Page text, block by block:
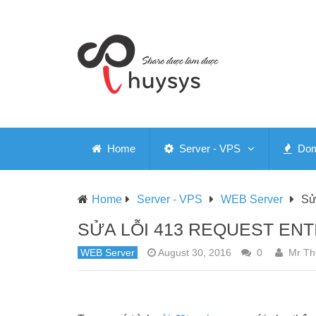
Home Server - VPS
Home Server - VPS WEB Server
SỬA LỖI 413 REQUEST
WEB Server August 30, 2016 0 Mr